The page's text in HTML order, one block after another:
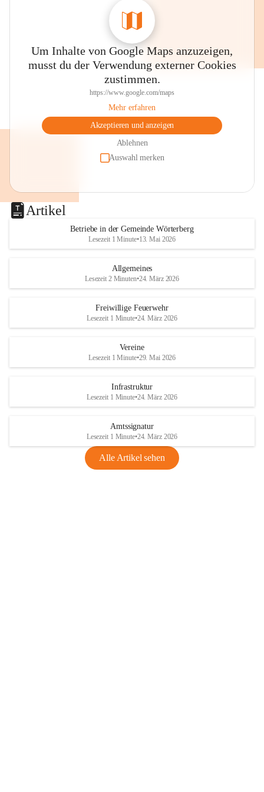
Um Inhalte von Google Maps anzuzeigen,
musst du der Verwendung externer Cookies
zustimmen.
https://www.google.com/maps
Mehr erfahren
Akzeptieren und anzeigen
Ablehnen
Auswahl merken
Artikel
Betriebe in der Gemeinde Wörterberg
Lesezeit 1 Minute•13. Mai 2026
Allgemeines
Lesezeit 2 Minuten•24. März 2026
Freiwillige Feuerwehr
Lesezeit 1 Minute•24. März 2026
Vereine
Lesezeit 1 Minute•29. Mai 2026
Infrastruktur
Lesezeit 1 Minute•24. März 2026
Amtssignatur
Lesezeit 1 Minute•24. März 2026
Alle Artikel sehen